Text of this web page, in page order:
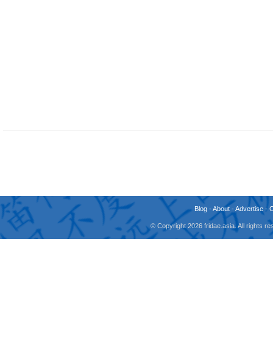
Blog -About -Advertise -
© Copyright 2026 fridae.asia. All rights